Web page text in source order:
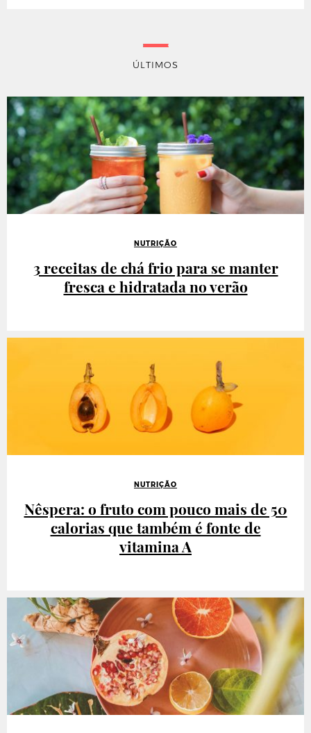
ÚLTIMOS
NUTRIÇÃO
3 receitas de chá frio para se manter
fresca e hidratada no verão
NUTRIÇÃO
Nêspera: o fruto com pouco mais de 50
calorias que também é fonte de
vitamina A